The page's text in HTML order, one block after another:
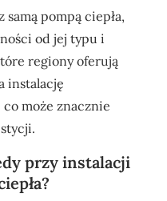
pompą ciepła,
od jej typu i
regiony oferują
instalację
może znacznie
przy instalacji